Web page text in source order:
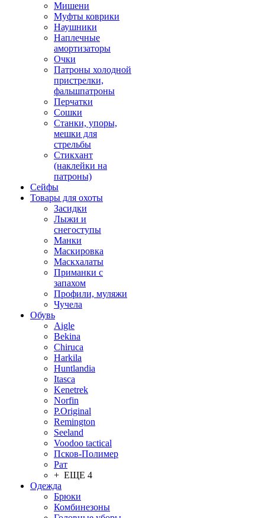
Мишени
Муфты коврики
Наушники
Наплечные
амортизаторы
Очки
Патроны холодной
пристрелки,
фальшпатроны
Перчатки
Сошки
Станки, упоры,
мешки для
стрельбы
Стикхант
(наклейки на
патроны)
Сейфы
Товары для охоты
Засидки
Лыжи и
снегоступы
Манки
Маскировка
Маскхалаты
Приманки с
запахом
Профили, муляжи
Чучела
Обувь
Aigle
Bekina
Chiruсa
Harkila
Huntlandia
Itasca
Kenetrek
Norfin
P.Original
Remington
Seeland
Voodoo tactical
Псков-Полимер
Рат
+ ЕЩЕ 4
Одежда
Брюки
Комбинезоны